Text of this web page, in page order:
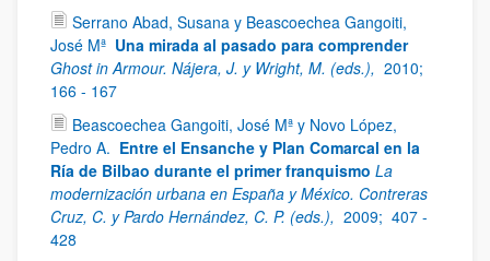
Serrano Abad, Susana y Beascoechea Gangoiti,
José Mª Una mirada al pasado para comprender
Ghost in Armour. Nájera, J. y Wright, M. (eds.), 2010;
166 - 167
Beascoechea Gangoiti, José Mª y Novo López,
Pedro A. Entre el Ensanche y Plan Comarcal en la
Ría de Bilbao durante el primer franquismo La
modernización urbana en España y México. Contreras
Cruz, C. y Pardo Hernández, C. P. (eds.), 2009; 407 -
428